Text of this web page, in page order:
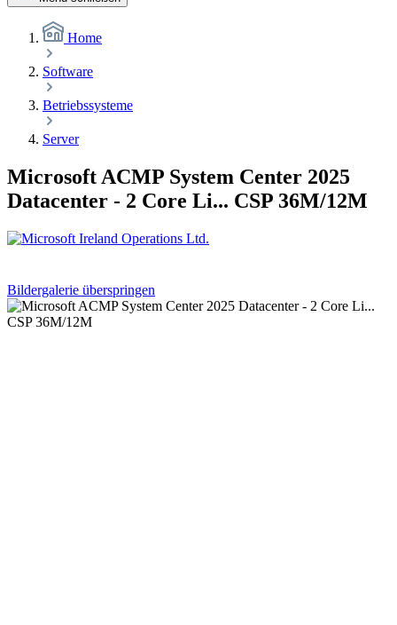
Home
Software
Betriebssysteme
Server
Microsoft ACMP System Center 2025
Datacenter - 2 Core Li... CSP 36M/12M
Bildergalerie überspringen